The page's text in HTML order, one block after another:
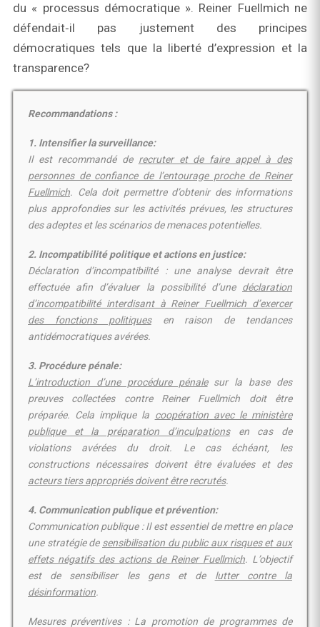
du « processus démocratique ». Reiner Fuellmich ne
défendait‑il pas justement des principes
démocratiques tels que la liberté d’expression et la
transparence?
Recommandations :
1. Intensifier la surveillance:
Il est recommandé de recruter et de faire appel à des
personnes de confiance de l’entourage proche de Reiner
Fuellmich. Cela doit permettre d’obtenir des informations
plus approfondies sur les activités prévues, les structures
des adeptes et les scénarios de menaces potentielles.
2. Incompatibilité politique et actions en justice:
Déclaration d’incompatibilité : une analyse devrait être
effectuée afin d’évaluer la possibilité d’une déclaration
d’incompatibilité interdisant à Reiner Fuellmich d’exercer
des fonctions politiquesen raison de tendances
antidémocratiques avérées.
3. Procédure pénale:
L’introduction d’une procédure pénalesur la base des
preuves collectées contre Reiner Fuellmich doit être
préparée. Cela implique la coopération avec le ministère
publique et la préparation d’inculpationsen cas de
violations avérées du droit. Le cas échéant, les
constructions nécessaires doivent être évaluées et des
acteurs tiers appropriés doivent être recrutés.
4. Communication publique et prévention:
Communication publique : Il est essentiel de mettre en place
une stratégie de sensibilisation du public aux risques et aux
effets négatifs des actions de Reiner Fuellmich. L’objectif
est de sensibiliser les gens et de lutter contre la
désinformation.
Mesures préventives : La promotion de programmes de